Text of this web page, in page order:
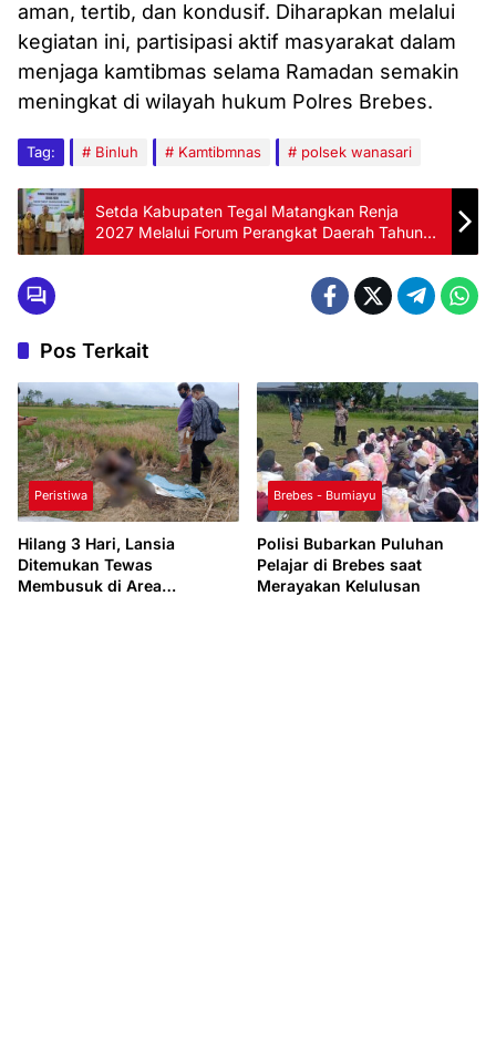
aman, tertib, dan kondusif. Diharapkan melalui
kegiatan ini, partisipasi aktif masyarakat dalam
menjaga kamtibmas selama Ramadan semakin
meningkat di wilayah hukum Polres Brebes.
Tag: Binluh Kamtibmnas polsek wanasari
Setda Kabupaten Tegal Matangkan Renja
2027 Melalui Forum Perangkat Daerah Tahun
2026
Pos Terkait
Peristiwa
Hilang 3 Hari, Lansia
Ditemukan Tewas
Membusuk di Area
Brebes - Bumiayu
Polisi Bubarkan Puluhan
Pelajar di Brebes saat
Merayakan Kelulusan